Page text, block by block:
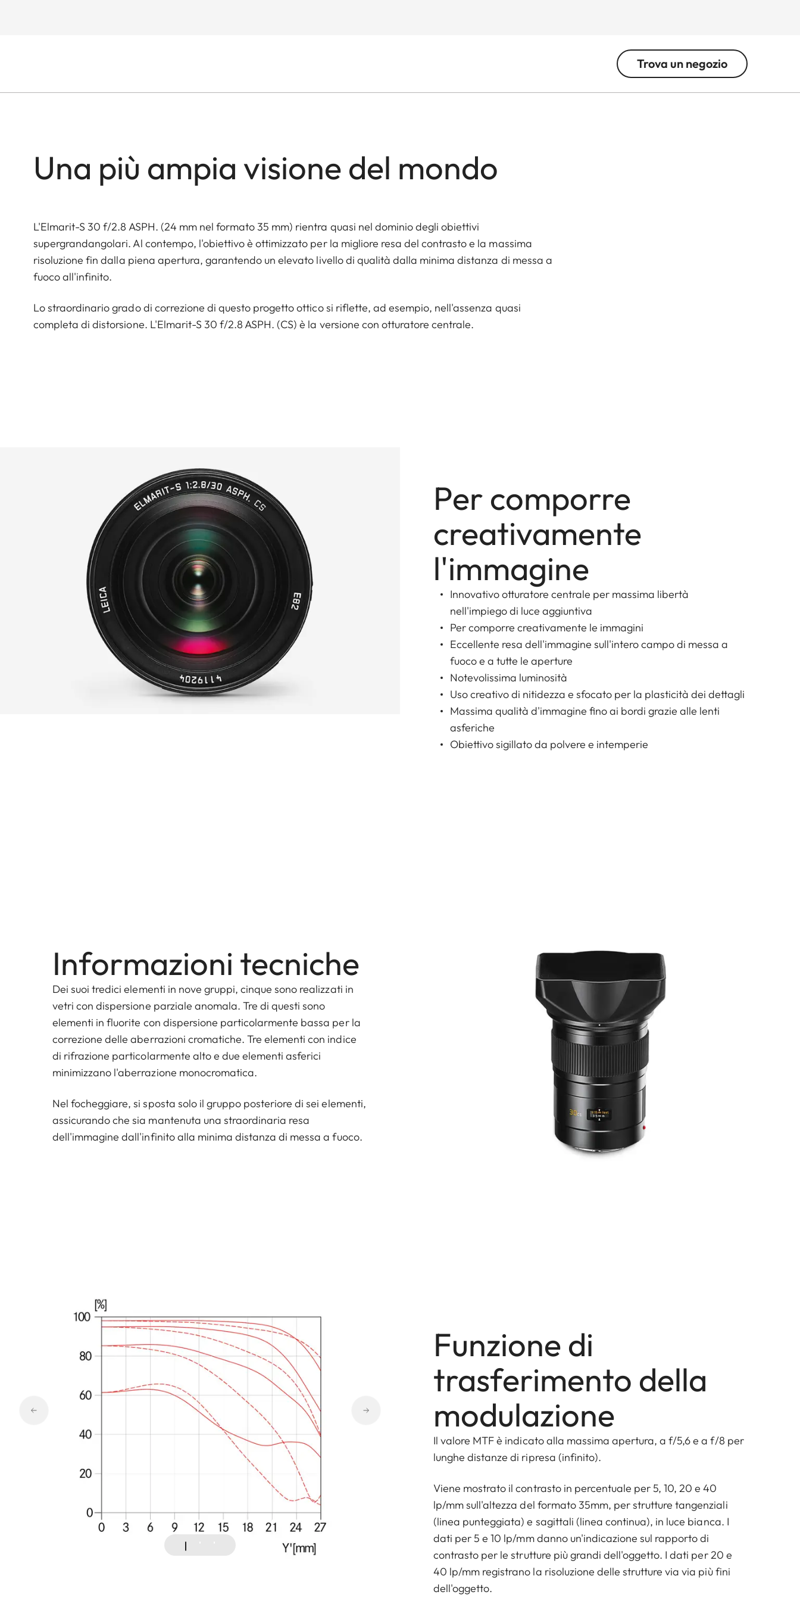
Trova un negozio
Una più ampia visione del mondo
L'Elmarit-S 30 f/2.8 ASPH. (24 mm nel formato 35 mm) rientra quasi nel dominio degli obiettivi
supergrandangolari. Al contempo, l'obiettivo è ottimizzato per la migliore resa del contrasto e la massima
risoluzione fin dalla piena apertura, garantendo un elevato livello di qualità dalla minima distanza di messa a
fuoco all'infinito.
Lo straordinario grado di correzione di questo progetto ottico si riflette, ad esempio, nell'assenza quasi
completa di distorsione. L'Elmarit-S 30 f/2.8 ASPH. (CS) è la versione con otturatore centrale.
Per comporre
creativamente
l'immagine
Innovativo otturatore centrale per massima libertà
nell'impiego di luce aggiuntiva
Per comporre creativamente le immagini
Eccellente resa dell'immagine sull'intero campo di messa a
fuoco e a tutte le aperture
Notevolissima luminosità
Uso creativo di nitidezza e sfocato per la plasticità dei dettagli
Massima qualità d'immagine fino ai bordi grazie alle lenti
asferiche
Obiettivo sigillato da polvere e intemperie
Informazioni tecniche
Dei suoi tredici elementi in nove gruppi, cinque sono realizzati in
vetri con dispersione parziale anomala. Tre di questi sono
elementi in fluorite con dispersione particolarmente bassa per la
correzione delle aberrazioni cromatiche. Tre elementi con indice
di rifrazione particolarmente alto e due elementi asferici
minimizzano l'aberrazione monocromatica.
Nel focheggiare, si sposta solo il gruppo posteriore di sei elementi,
assicurando che sia mantenuta una straordinaria resa
dell'immagine dall'infinito alla minima distanza di messa a fuoco.
Funzione di
trasferimento della
modulazione
Il valore MTF è indicato alla massima apertura, a f/5,6 e a f/8 per
lunghe distanze di ripresa (infinito).
Viene mostrato il contrasto in percentuale per 5, 10, 20 e 40
lp/mm sull'altezza del formato 35mm, per strutture tangenziali
(linea punteggiata) e sagittali (linea continua), in luce bianca. I
dati per 5 e 10 lp/mm danno un'indicazione sul rapporto di
contrasto per le strutture più grandi dell'oggetto. I dati per 20 e
40 lp/mm registrano la risoluzione delle strutture via via più fini
dell'oggetto.